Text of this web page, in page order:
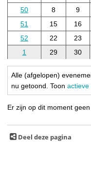
50
8 9
51
15 16
52
22 23
1
29 30
Alle (afgelopen)
nu getoond. Toon actieve
Er zijn op dit moment
Deel deze pagina